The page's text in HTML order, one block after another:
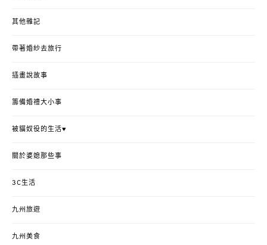
其他雜記
帶著婚紗去旅行
插畫說故事
籌備婚禮大小事
被貓奴役的生活♥
關於婆媳那些事
3C生活
九州旅遊
九州美食